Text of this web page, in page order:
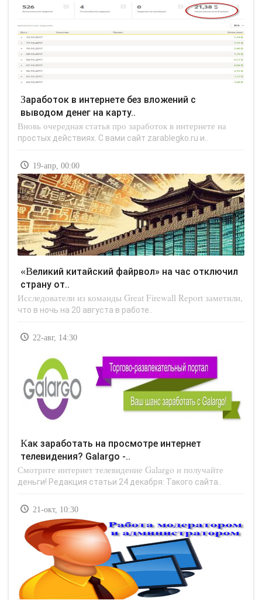
Заработок в интернете без вложений с
выводом денег на карту..
Вновь очередная статья про заработок в интернете на
простых действиях. С вами сайт zarablegko.ru и..
19-апр, 00:00
«Великий китайский файрвол» на час отключил
страну от..
Исследователи из команды Great Firewall Report заметили,
что в ночь на 20 августа в работе..
22-авг, 14:30
Как заработать на просмотре интернет
телевидения? Galargo -..
Смотрите интернет телевидение Galargo и получайте
деньги! Редакция статьи 24 декабря: Такого сайта..
21-окт, 10:30